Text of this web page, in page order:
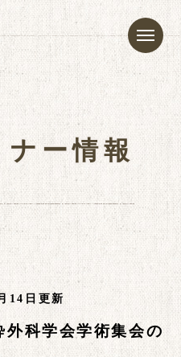
ナー情報
14日更新
科学会学術集会の